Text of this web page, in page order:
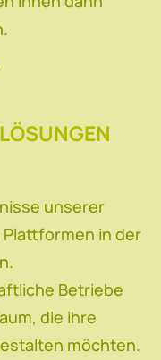
unserer
in der
Betriebe
die ihre
möchten.